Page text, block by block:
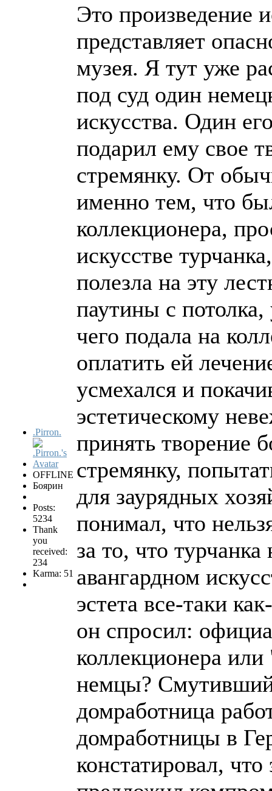
.Pirron.
OFFLINE
Боярин
Posts:
5234
Thank
you
received:
234
Karma: 51
Это произведение
представляет
музея. Я тут уже
под суд один
искусства. Один
подарил ему свое
стремянку. От
именно тем, что
коллекционера,
искусстве
полезла на эту
паутины с
чего подала на
оплатить ей
усмехался и
эстетическому
принять творение
стремянку,
для заурядных
понимал, что
за то, что
авангардном
эстета все-таки
он спросил:
коллекционера
немцы?
домработница
домработницы в
констатировал,